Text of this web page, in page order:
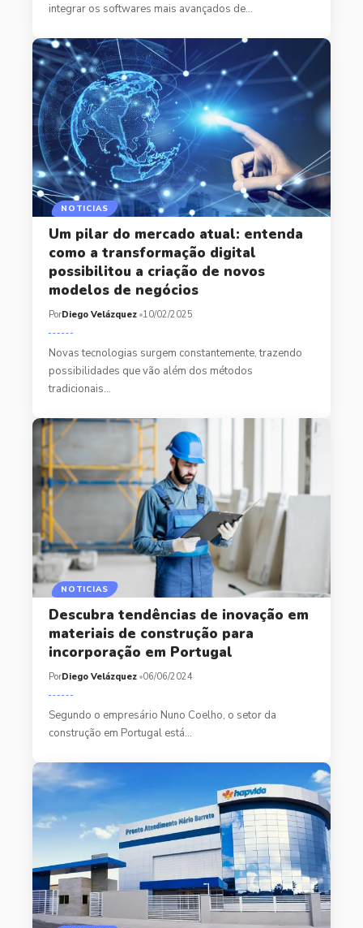
integrar os softwares mais avançados de…
NOTICIAS
Um pilar do mercado atual: entenda
como a transformação digital
possibilitou a criação de novos
modelos de negócios
PorDiego Velázquez 10/02/2025
Novas tecnologias surgem constantemente, trazendo
possibilidades que vão além dos métodos
tradicionais…
NOTICIAS
Descubra tendências de inovação em
materiais de construção para
incorporação em Portugal
PorDiego Velázquez 06/06/2024
Segundo o empresário Nuno Coelho, o setor da
construção em Portugal está…